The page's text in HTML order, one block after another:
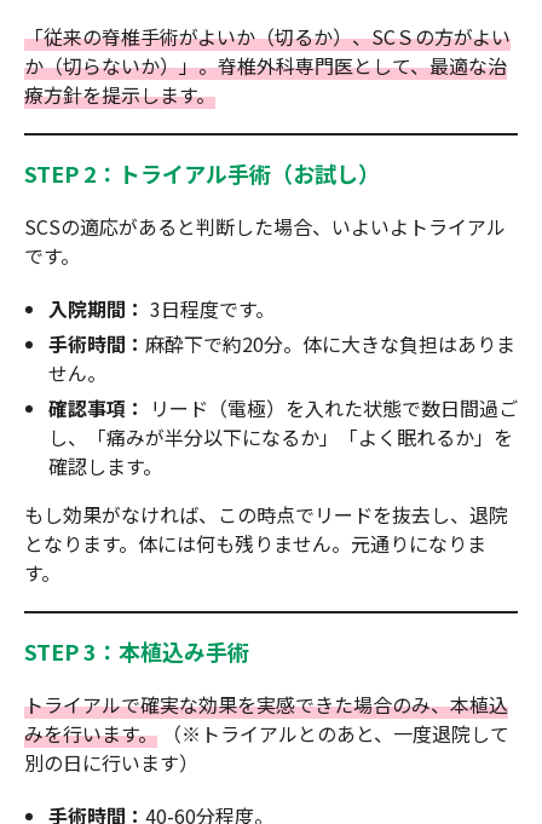
「従来の脊椎手術がよいか（切るか）、SCＳの方がよい
か（切らないか）」。脊椎外科専門医として、最適な治
療方針を提示します。
STEP 2：トライアル手術（お試し）
SCSの適応があると判断した場合、いよいよトライアル
です。
入院期間： 3日程度です。
手術時間： 麻酔下で約20分。体に大きな負担はありま
せん。
確認事項： リード（電極）を入れた状態で数日間過ご
し、「痛みが半分以下になるか」「よく眠れるか」を
確認します。
もし効果がなければ、この時点でリードを抜去し、退院
となります。体には何も残りません。元通りになりま
す。
STEP 3：本植込み手術
トライアルで確実な効果を実感できた場合のみ、本植込
みを行います。 （※トライアルとのあと、一度退院して
別の日に行います）
手術時間： 40-60分程度。